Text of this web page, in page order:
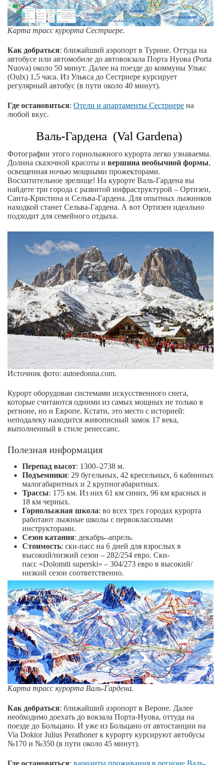
Карта трасс курорта Сестриере.
Как добраться: ближайший аэропорт в Турине. Оттуда на
автобусе или автомобиле до автовокзала Порта Нуова (Porta
Nuova) около 50 минут. Далее на поезде до коммуны Улькс
(Oulx) 1,5 часа. Из Улькса до Сестриере курсирует
регулярный автобус (в пути около 40 минут).
Где остановиться: Отели и апартаменты Сестриере на
любой вкус.
Валь-Гардена (Val Gardena)
Фотографии этого горнолыжного курорта легко узнаваемы.
Долина сказочной красоты и вершина необычной формы,
освещенная ночью мощными прожекторами.
Восхитительное зрелище! На курорте Валь-Гардена вы
найдете три города с развитой инфраструктурой – Ортизеи,
Санта-Кристина и Сельва-Гардена. Для опытных лыжников
находкой станет Сельва-Гардена. А вот Ортизеи идеально
подходит для семейного отдыха.
Источник фото: autoedonna.com.
Курорт оборудован системами искусственного снега,
которые считаются одними из самых мощных не только в
регионе, но и Европе. Кстати, это место с историей:
неподалеку находится живописный замок 17 века,
выполненный в стиле ренессанс.
Полезная информация
Перепад высот: 1300–2738 м.
Подъемники: 29 бугельных, 42 кресельных, 6 кабинных
малогабаритных и 2 крупногабаритных.
Трассы: 175 км. Из них 61 км синих, 96 км красных и
18 км черных.
Горнолыжная школа: во всех трех городах курорта
работают лыжные школы с первоклассными
инструкторами.
Сезон катания: декабрь–апрель.
Стоимость: ски-пасс на 6 дней для взрослых в
высокий/низкий сезон – 282/254 евро. Ски-
пасс «Dolomiti superski» – 304/273 евро в высокий/
низкий сезон соответственно.
Карта трасс курорта Валь-Гардена.
Как добраться: ближайший аэропорт в Вероне. Далее
необходимо доехать до вокзала Порта-Нуова, оттуда на
поезде до Больцано. И уже из Больцано от автостанции на
Via Doktor Julius Perathoner к курорту курсируют автобусы
№170 и №350 (в пути около 45 минут).